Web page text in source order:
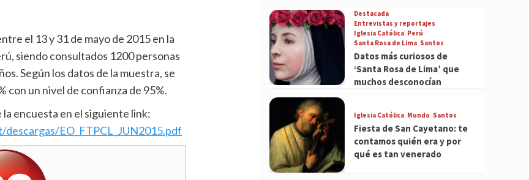
el 13 y 31 de mayo de 2015 en la
siendo consultados 1200 personas
Según los datos de la muestra, se
con un nivel de confianza de 95%.
encuesta en el siguiente link:
EO_FTPCL_ JUN2015.pdf
Destacada
Entrevistas y reportajes
Iglesia Católica Perú
Santa Rosa de Lima Santos
Datos más curiosos de
‘Santa Rosa de Lima’ que
muchos desconocían
Iglesia Católica Mundo Santos
Fiesta de San Cayetano: te
contamos quién era y por
qué es tan venerado